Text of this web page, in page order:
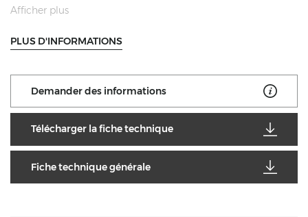
possibilité d’utiliser 6 tailles de cuvettes GastroNorm.
contre les ouvertures accidentelles. Voyants de tension.
Afficher plus
PLUS D'INFORMATIONS
Demander des informations
Télécharger la fiche technique
Fiche technique générale